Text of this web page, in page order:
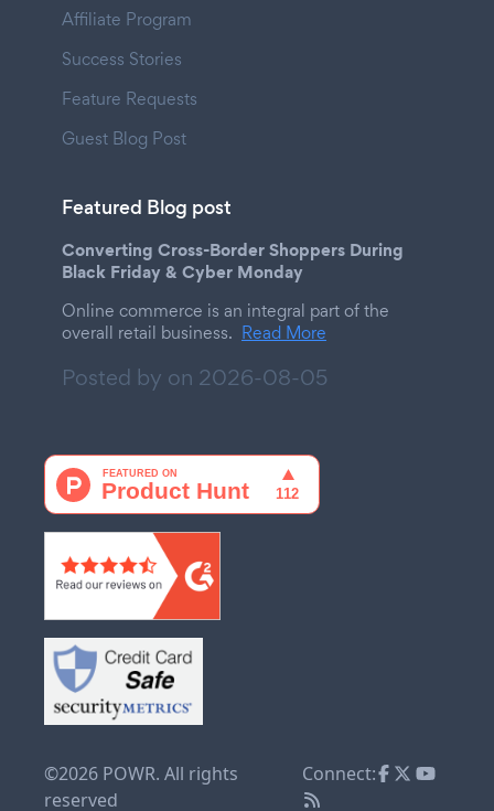
Affiliate Program
Success Stories
Feature Requests
Guest Blog Post
Featured Blog post
Converting Cross-Border Shoppers During
Black Friday & Cyber Monday
Online commerce is an integral part of the
overall retail business. Read More
Posted by on 2026-08-05
©2026 POWR. All rights
reserved
Connect: